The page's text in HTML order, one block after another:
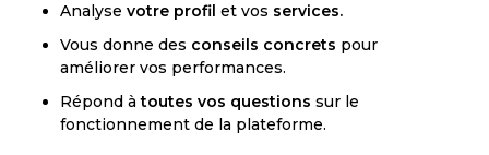
Analyse votre profil et vos services.
Vous donne des conseils concrets pour
améliorer vos performances.
Répond àtoutes vos questions sur le
fonctionnement de la plateforme.